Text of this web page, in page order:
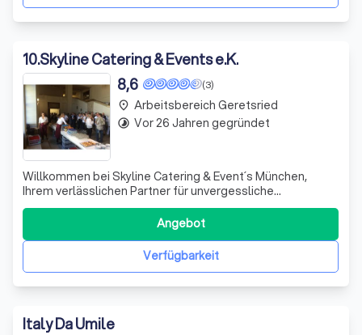
10.Skyline Catering & Events e.K.
(3)
8,6
Willkommen bei Skyline Catering & Event´s München,
Ihrem verlässlichen Partner für unvergessliche
Veranstaltungen. Ob Firmenevent, Messeauftritt oder
private Feier, unser kompetentes und kreatives Team
steht Ihnen mit maßgeschneiderten Lösungen zur Seite.
Mit unserem Know-how und Netzwerk richten wi
Verfügbarkeit
Angebot
place Arbeitsbereich Geretsried
timelapse Vor 26 Jahren gegründet
Italy Da Umile